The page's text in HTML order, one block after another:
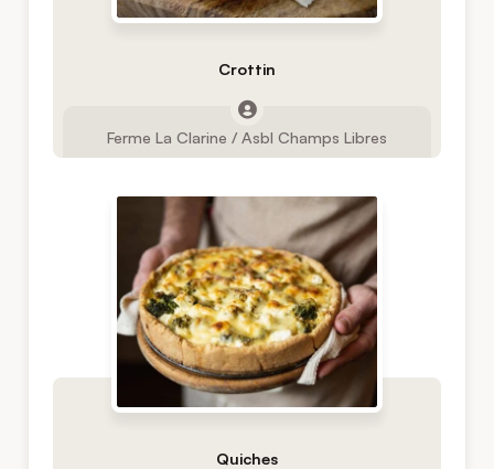
Crottin
Ferme La Clarine / Asbl Champs Libres
Quiches